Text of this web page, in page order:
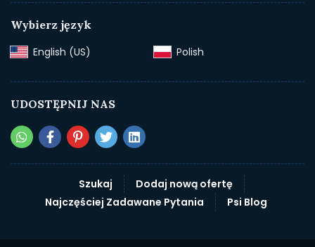
Wybierz język
English (US)‎
Polish‎
UDOSTĘPNIJ NAS
Szukaj
Dodaj nową ofertę
Najczęściej Zadawane Pytania
Psi Blog